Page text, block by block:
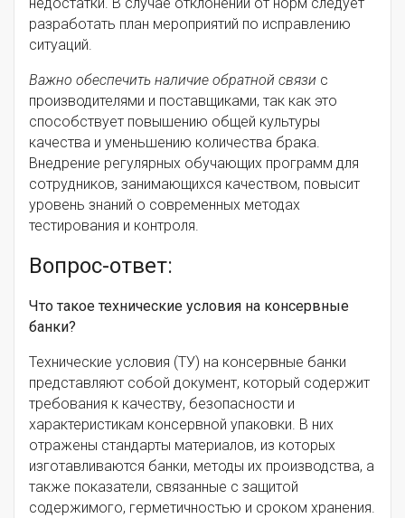
разработать план мероприятий по исправлению
ситуаций.
Важно обеспечить наличие обратной связи с
производителями и поставщиками, так как это
способствует повышению общей культуры
качества и уменьшению количества брака.
Внедрение регулярных обучающих программ для
сотрудников, занимающихся качеством, повысит
уровень знаний о современных методах
тестирования и контроля.
Вопрос-ответ:
Что такое технические условия на консервные
банки?
Технические условия (ТУ) на консервные банки
представляют собой документ, который содержит
требования к качеству, безопасности и
характеристикам консервной упаковки. В них
отражены стандарты материалов, из которых
изготавливаются банки, методы их производства, а
также показатели, связанные с защитой
содержимого, герметичностью и сроком хранения.